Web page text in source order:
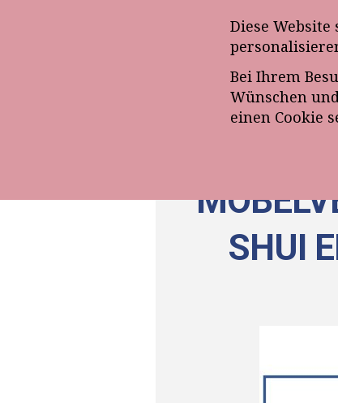
Diese
Bei Ihrem
Wünschen
einen Cookie
Anmeldung zum E-
SHUI